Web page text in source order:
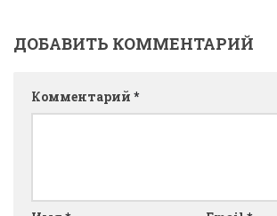
ДОБАВИТЬ КОММЕНТАРИЙ
Комментарий *